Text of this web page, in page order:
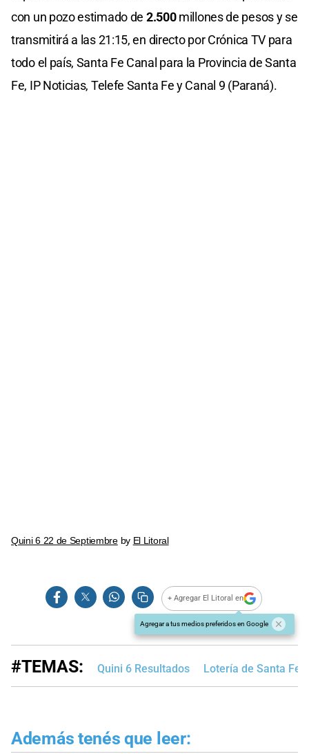
con un pozo estimado de 2.500millones de pesos y se
transmitirá a las 21:15, en directo por Crónica TV para
todo el país, Santa Fe Canal para la Provincia de Santa
Fe, IP Noticias, Telefe Santa Fe y Canal 9 (Paraná).
Quini 6 22 de Septiembreby El Litoral
+ Agregar El Litoral en
Agregar a tus medios preferidos en Google
#TEMAS: Quini 6 Resultados Lotería de Santa Fe
Además tenés que leer: